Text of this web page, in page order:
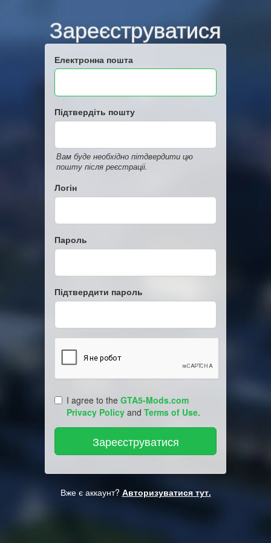
Зареєструватися
Електронна пошта
Підтвердіть пошту
Вам буде необхідно пітдвердити цю
пошту після реєстраціі.
Логін
Пароль
Підтвердити пароль
I agree to the GTA5-Mods.com
Privacy Policy and Terms of Use.
Вже є аккаунт? Авторизуватися тут.